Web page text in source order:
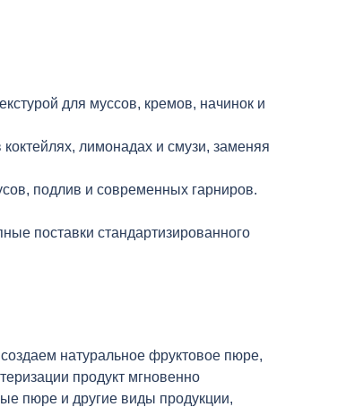
для муссов, кремов, начинок и
лимонадах и смузи, заменяя
подлив и современных гарниров.
поставки стандартизированного
натуральное фруктовое пюре,
продукт мгновенно
пюре и другие виды продукции,